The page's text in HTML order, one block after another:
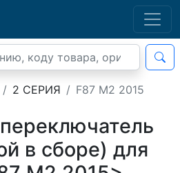
2 СЕРИЯ F87 M2 2015
в сборе) для